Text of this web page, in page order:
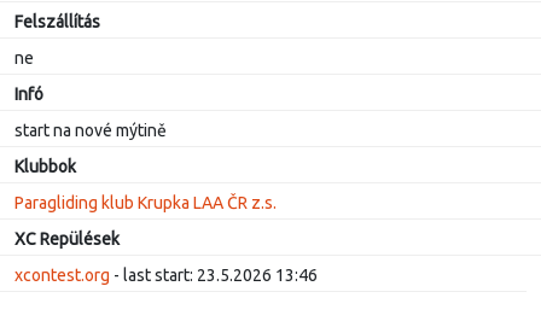
Felszállítás
ne
Infó
start na nové mýtině
Klubbok
Paragliding klub Krupka LAA ČR z.s.
XC Repülések
xcontest.org - last start: 23.5.2026 13:46